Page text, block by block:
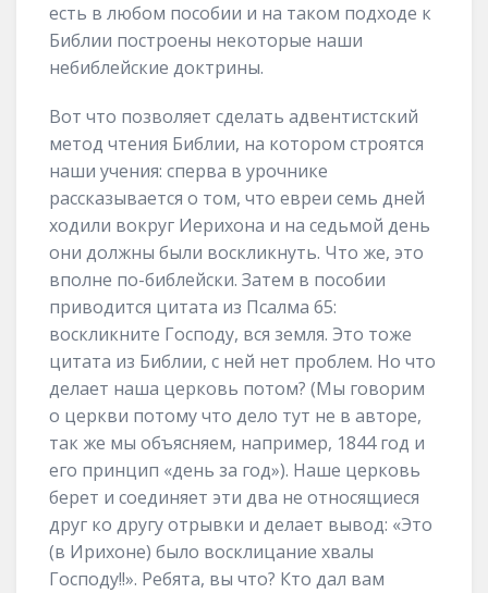
есть в любом пособии и на таком подходе к
Библии построены некоторые наши
небиблейские доктрины.
Вот что позволяет сделать адвентистский
метод чтения Библии, на котором строятся
наши учения: сперва в урочнике
рассказывается о том, что евреи семь дней
ходили вокруг Иерихона и на седьмой день
они должны были воскликнуть. Что же, это
вполне по-библейски. Затем в пособии
приводится цитата из Псалма 65:
воскликните Господу, вся земля. Это тоже
цитата из Библии, с ней нет проблем. Но что
делает наша церковь потом? (Мы говорим
о церкви потому что дело тут не в авторе,
так же мы объясняем, например, 1844 год и
его принцип «день за год»). Наше церковь
берет и соединяет эти два не относящиеся
друг ко другу отрывки и делает вывод: «Это
(в Ирихоне) было восклицание хвалы
Господу!!». Ребята, вы что? Кто дал вам